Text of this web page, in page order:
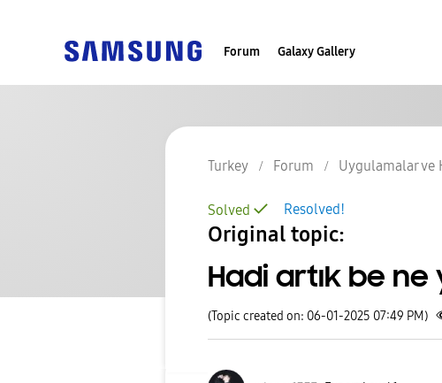
Forum Galaxy Gallery
Turkey Forum Uygulamalar ve
Resolved!
Solved
Original topic:
Hadi artık be ne
(Topic created on: 06-01-2025 07:49 PM)